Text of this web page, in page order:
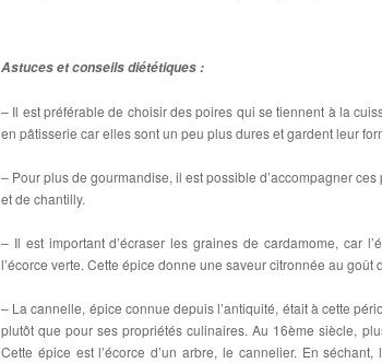
Astuces et conseils diététiques :
– Il est préférable de choisir des poires qui se tiennent à la
en pâtisserie car elles sont un peu plus dures et gardent leur
– Pour plus de gourmandise, il est possible d’accompagner
et de chantilly.
– Il est important d’écraser les graines de cardamome, car
l’écorce verte. Cette épice donne une saveur citronnée au goût
– La cannelle, épice connue depuis l’antiquité, était à cette
plutôt que pour ses propriétés culinaires. Au 16ème siècle,
Cette épice est l’écorce d’un arbre, le cannelier. En